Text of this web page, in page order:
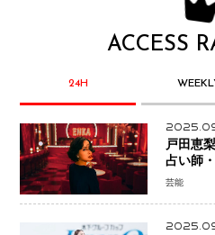
ACCESS
24H
戸田恵
占い師
芸能